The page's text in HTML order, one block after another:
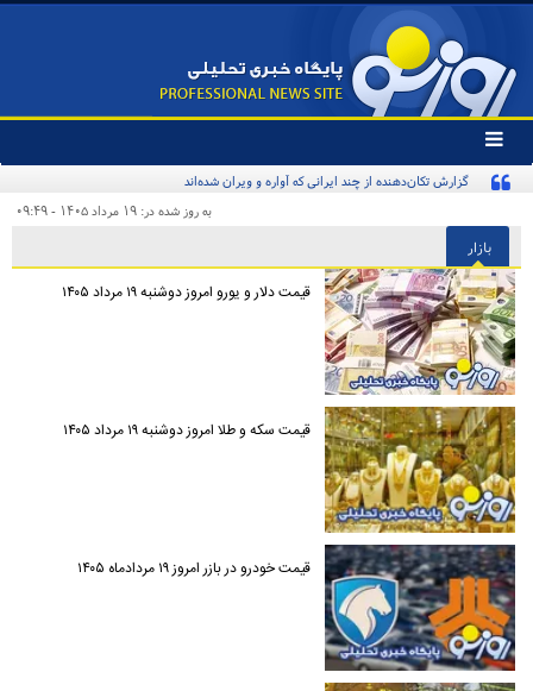
تغییر
وضعیت
منوی
ها
گزارش تکان‌دهنده از چند ایرانی که آواره و ویران شده‌اند
به روز شده در: ۱۹ مرداد ۱۴۰۵ - ۰۹:۴۹
بازار
قیمت دلار و یورو امروز دوشنبه ۱۹ مرداد ۱۴۰۵
قیمت سکه و طلا امروز دوشنبه ۱۹ مرداد ۱۴۰۵
قیمت خودرو در بازر امروز ۱۹ مردادماه ۱۴۰۵